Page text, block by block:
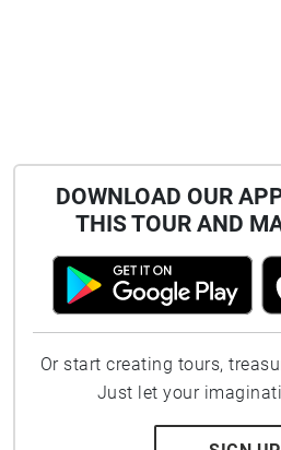
DOWNLOAD OUR
THIS TOUR AND
Or start creating tours,
Just let your